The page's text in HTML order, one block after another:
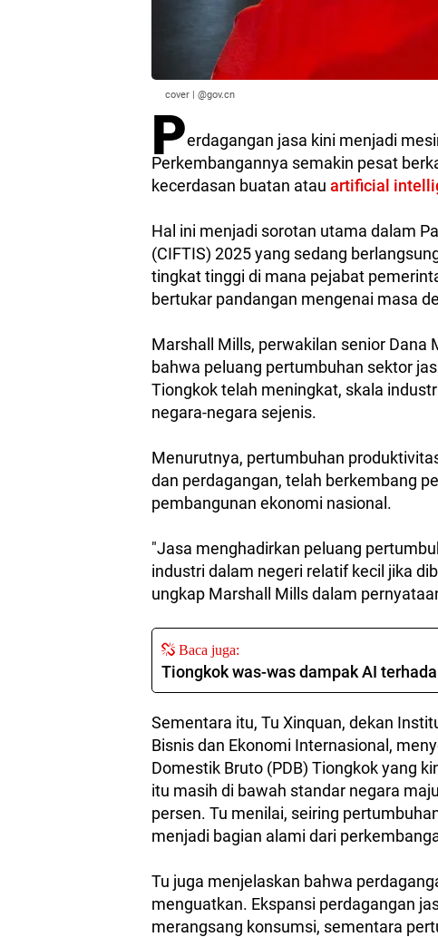
cover | @gov.cn
Perdagangan jasa kini menjadi
Perkembangannya semakin pesat
kecerdasan buatan atau artificial
Hal ini menjadi sorotan utama dalam
(CIFTIS) 2025 yang sedang
tingkat tinggi di mana pejabat
bertukar pandangan mengenai masa
Marshall Mills, perwakilan senior Dana
bahwa peluang pertumbuhan sektor
Tiongkok telah meningkat, skala
negara-negara sejenis.
Menurutnya, pertumbuhan
dan perdagangan, telah berkembang
pembangunan ekonomi nasional.
"Jasa menghadirkan peluang
industri dalam negeri relatif kecil jika
ungkap Marshall Mills dalam
Baca juga:
Tiongkok was-was dampak AI
Sementara itu, Tu Xinquan, dekan
Bisnis dan Ekonomi Internasional,
Domestik Bruto (PDB) Tiongkok yang
itu masih di bawah standar negara
persen. Tu menilai, seiring
menjadi bagian alami dari
Tu juga menjelaskan bahwa
menguatkan. Ekspansi perdagangan
merangsang konsumsi, sementara